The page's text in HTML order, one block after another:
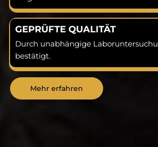
GEPRÜFTE QUALITÄT
Durch unabhängige
bestätigt.
Mehr erfahren